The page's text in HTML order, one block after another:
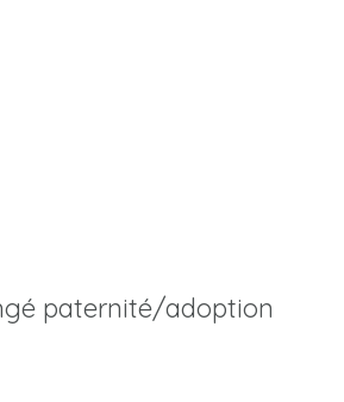
paternité/adoption